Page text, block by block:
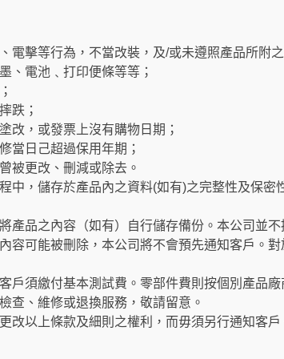
電擊等行為，不當改裝，及/或未遵照產品所附
、電池﹑打印便條等等；
跌；
改，或發票上沒有購物日期；
當日己超過保用年期；
被更改、刪減或除去。
中，儲存於產品內之資料(如有)之完整性及保密
產品之內容（如有）自行儲存備份。本公司並不
容可能被刪除，本公司將不會預先通知客戶。
戶須繳付基本測試費。零部件費則按個別產品廠
查、維修或退換服務，敬請留意。
改以上條款及細則之權利，而毋須另行通知客戶